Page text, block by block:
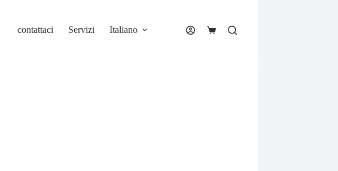
contattaci Servizi Italiano Carrello